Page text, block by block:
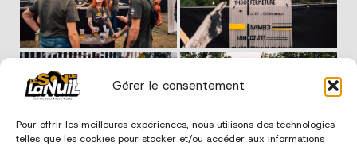
Gérer le consentement
Pour offrir les meilleures expériences, nous utilisons des technologies
telles que les cookies pour stocker et/ou accéder aux informations